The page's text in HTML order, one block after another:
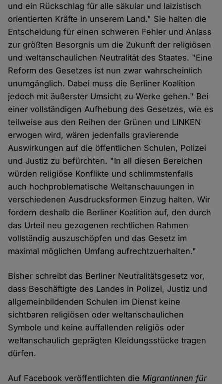
und ein Rückschlag für alle säkular und laizistisch
orientierten Kräfte in unserem Land." Sie halten die
Entscheidung für einen schweren Fehler und Anlass
zur größten Besorgnis um die Zukunft der religiösen
und weltanschaulichen Neutralität des Staates. "Eine
Reform des Gesetzes ist nun zwar wahrscheinlich
unumgänglich. Dabei muss die Berliner Koalition
jedoch mit äußerster Umsicht zu Werke gehen." Bei
einer vollständigen Aufhebung des Gesetzes, wie es
teilweise aus den Reihen der Grünen und LINKEN
erwogen wird, wären jedenfalls gravierende
Auswirkungen auf die öffentlichen Schulen, Polizei
und Justiz zu befürchten. "In all diesen Bereichen
würden religiöse Konflikte und schlimmstenfalls
auch hochproblematische Weltanschauungen in
verschiedenen Ausdrucksformen Einzug halten. Wir
fordern deshalb die Berliner Koalition auf, den durch
das Urteil neu gezogenen rechtlichen Rahmen
vollständig auszuschöpfen und das Gesetz im
maximal möglichen Umfang aufrechtzuerhalten."
Bisher schreibt das Berliner Neutralitätsgesetz vor,
dass Beschäftigte des Landes in Polizei, Justiz und
allgemeinbildenden Schulen im Dienst keine
sichtbaren religiösen oder weltanschaulichen
Symbole und keine auffallenden religiös oder
weltanschaulich geprägten Kleidungsstücke tragen
dürfen.
Auf Facebook veröffentlichten dieMigrantinnen für